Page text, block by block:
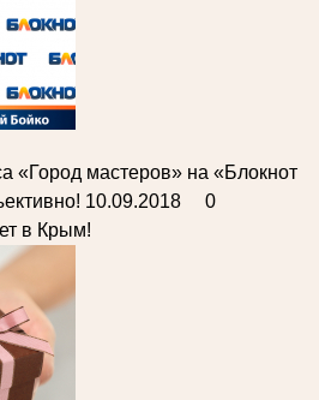
«Город мастеров» на «Блокнот
10.09.2018
0
в Крым!